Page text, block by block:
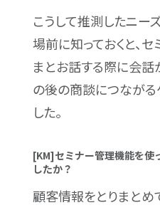
こうして推測したニー
場前に知っておくと、
まとお話する際に会話
の後の商談につながる
した。
[KM]セミナー管理機能を使
したか？
顧客情報をとりまとめ